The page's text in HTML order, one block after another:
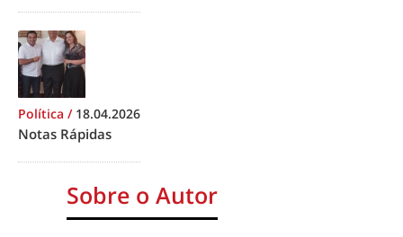
Política / 18.04.2026
Notas Rápidas
Sobre o Autor